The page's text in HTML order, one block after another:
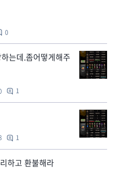
0
는데.좀어떻게해주
1
1
하고 환불해라